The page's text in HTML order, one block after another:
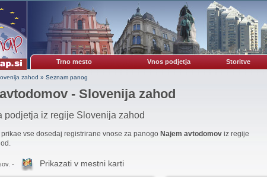
Trno mesto Vnos podjetja Storitve
zahod » Seznam panog
- Slovenija zahod
podjetja iz regije Slovenija zahod
vse dosedaj registrirane vnose za panogo Najem avtodomoviz regije
- Prikazati v mestni karti